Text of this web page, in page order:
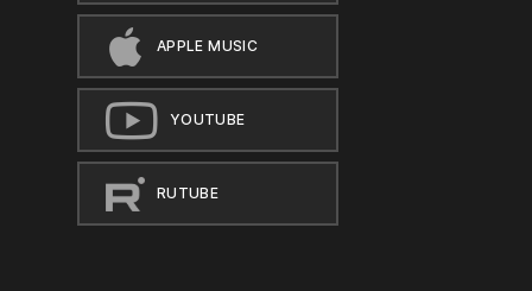
APPLE MUSIC
YOUTUBE
RUTUBE